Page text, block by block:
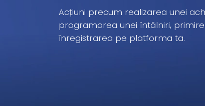
Acțiuni precum realizarea unei
programarea unei întâlniri,
înregistrarea pe platforma ta.